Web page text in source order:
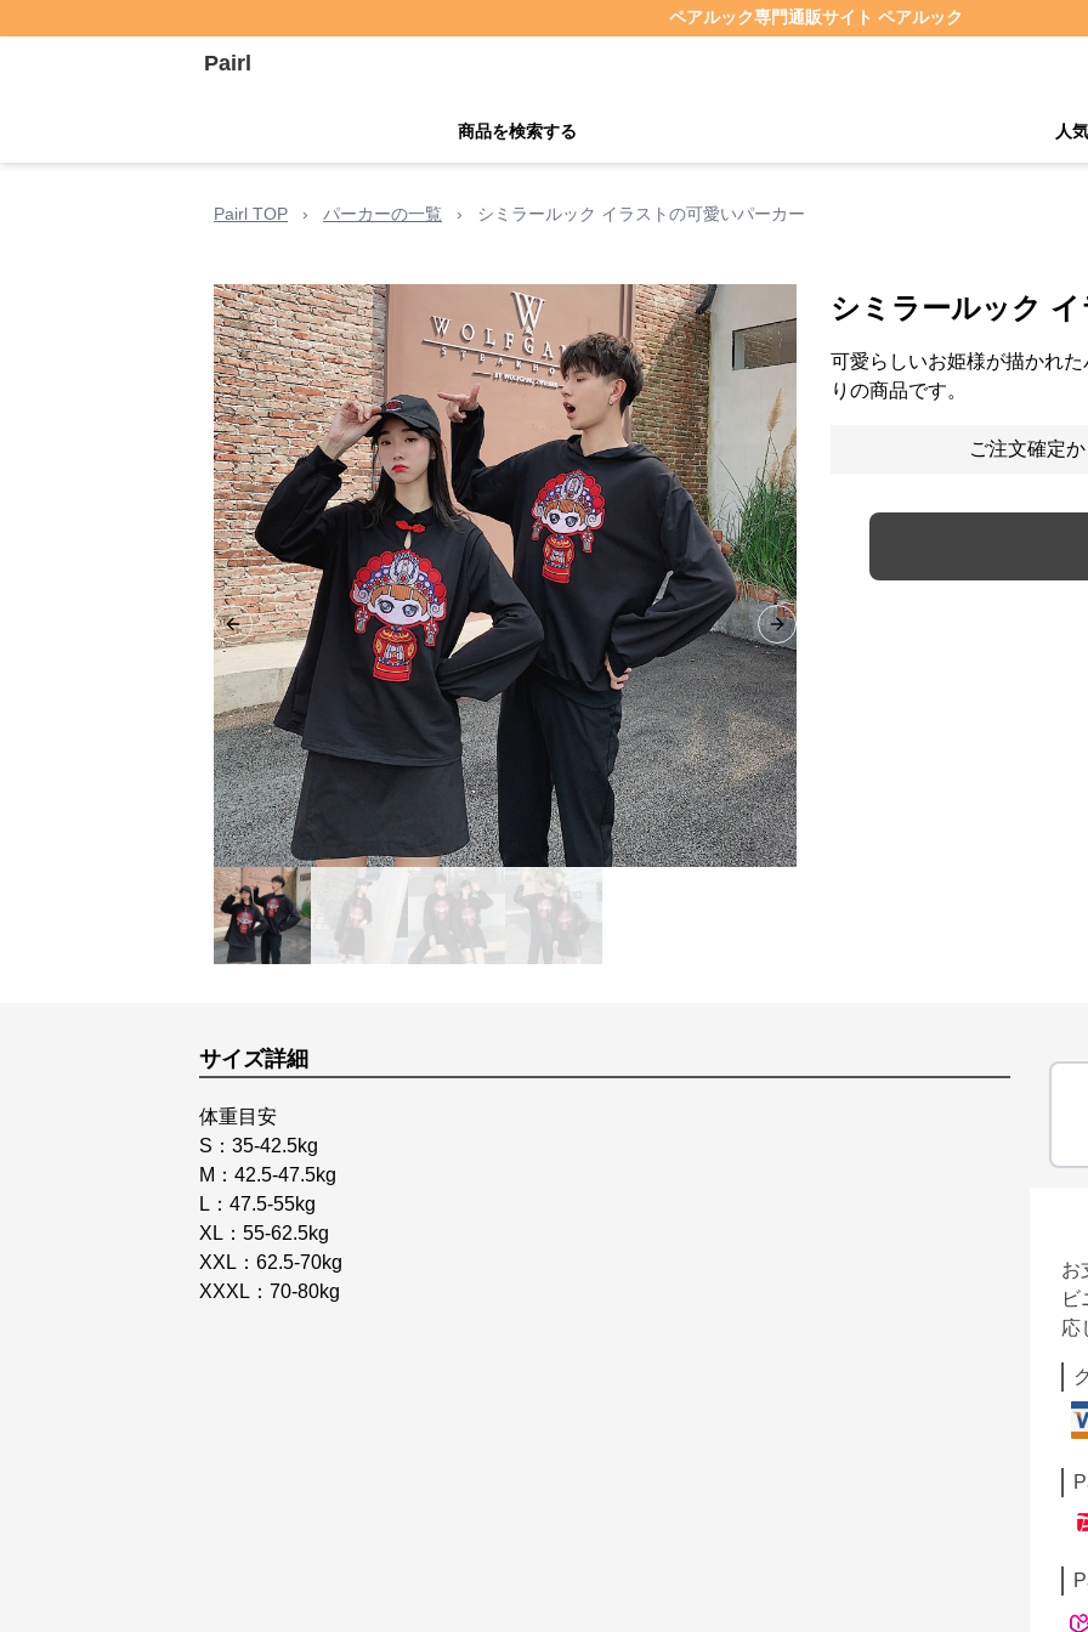
ペアルック専門通販サイト ペアルック
Pairl
商品を検索する 人
Pairl TOP › パーカーの一覧 › シミラールック イラストの可愛いパーカー
Previous slide Next slide
シミラールック
可愛らしいお姫様が描かれ
りの商品です。
ご注文確定
サイズ詳細
体重目安
S：35-42.5kg
M：42.5-47.5kg
L：47.5-55kg
XL：55-62.5kg
XXL：62.5-70kg
XXXL：70-80kg
お
ビ
応